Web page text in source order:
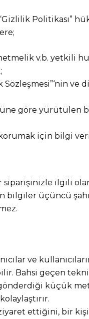
Politikası”
v.b. yetkili
Sözleşmesi”‘nin
göre yürütülen
korumak için bilgi
ilgili
bilgiler üçüncü
ve
Bahsi geçen
küçük
ettiğini, bir